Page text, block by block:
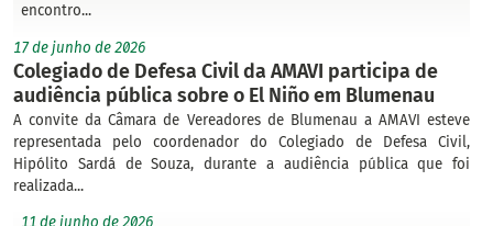
encontro...
17 de junho de 2026
Colegiado de Defesa Civil da AMAVI participa de
audiência pública sobre o El Niño em Blumenau
A convite da Câmara de Vereadores de Blumenau a AMAVI esteve
representada pelo coordenador do Colegiado de Defesa Civil,
Hipólito Sardá de Souza, durante a audiência pública que foi
realizada...
11 de junho de 2026